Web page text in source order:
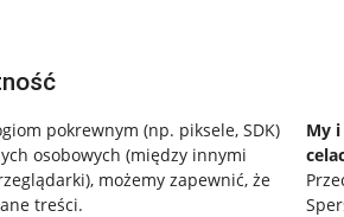
pokrewnym (np. piksele, SDK)
osobowych (między innymi
, możemy zapewnić, że
treści.
My